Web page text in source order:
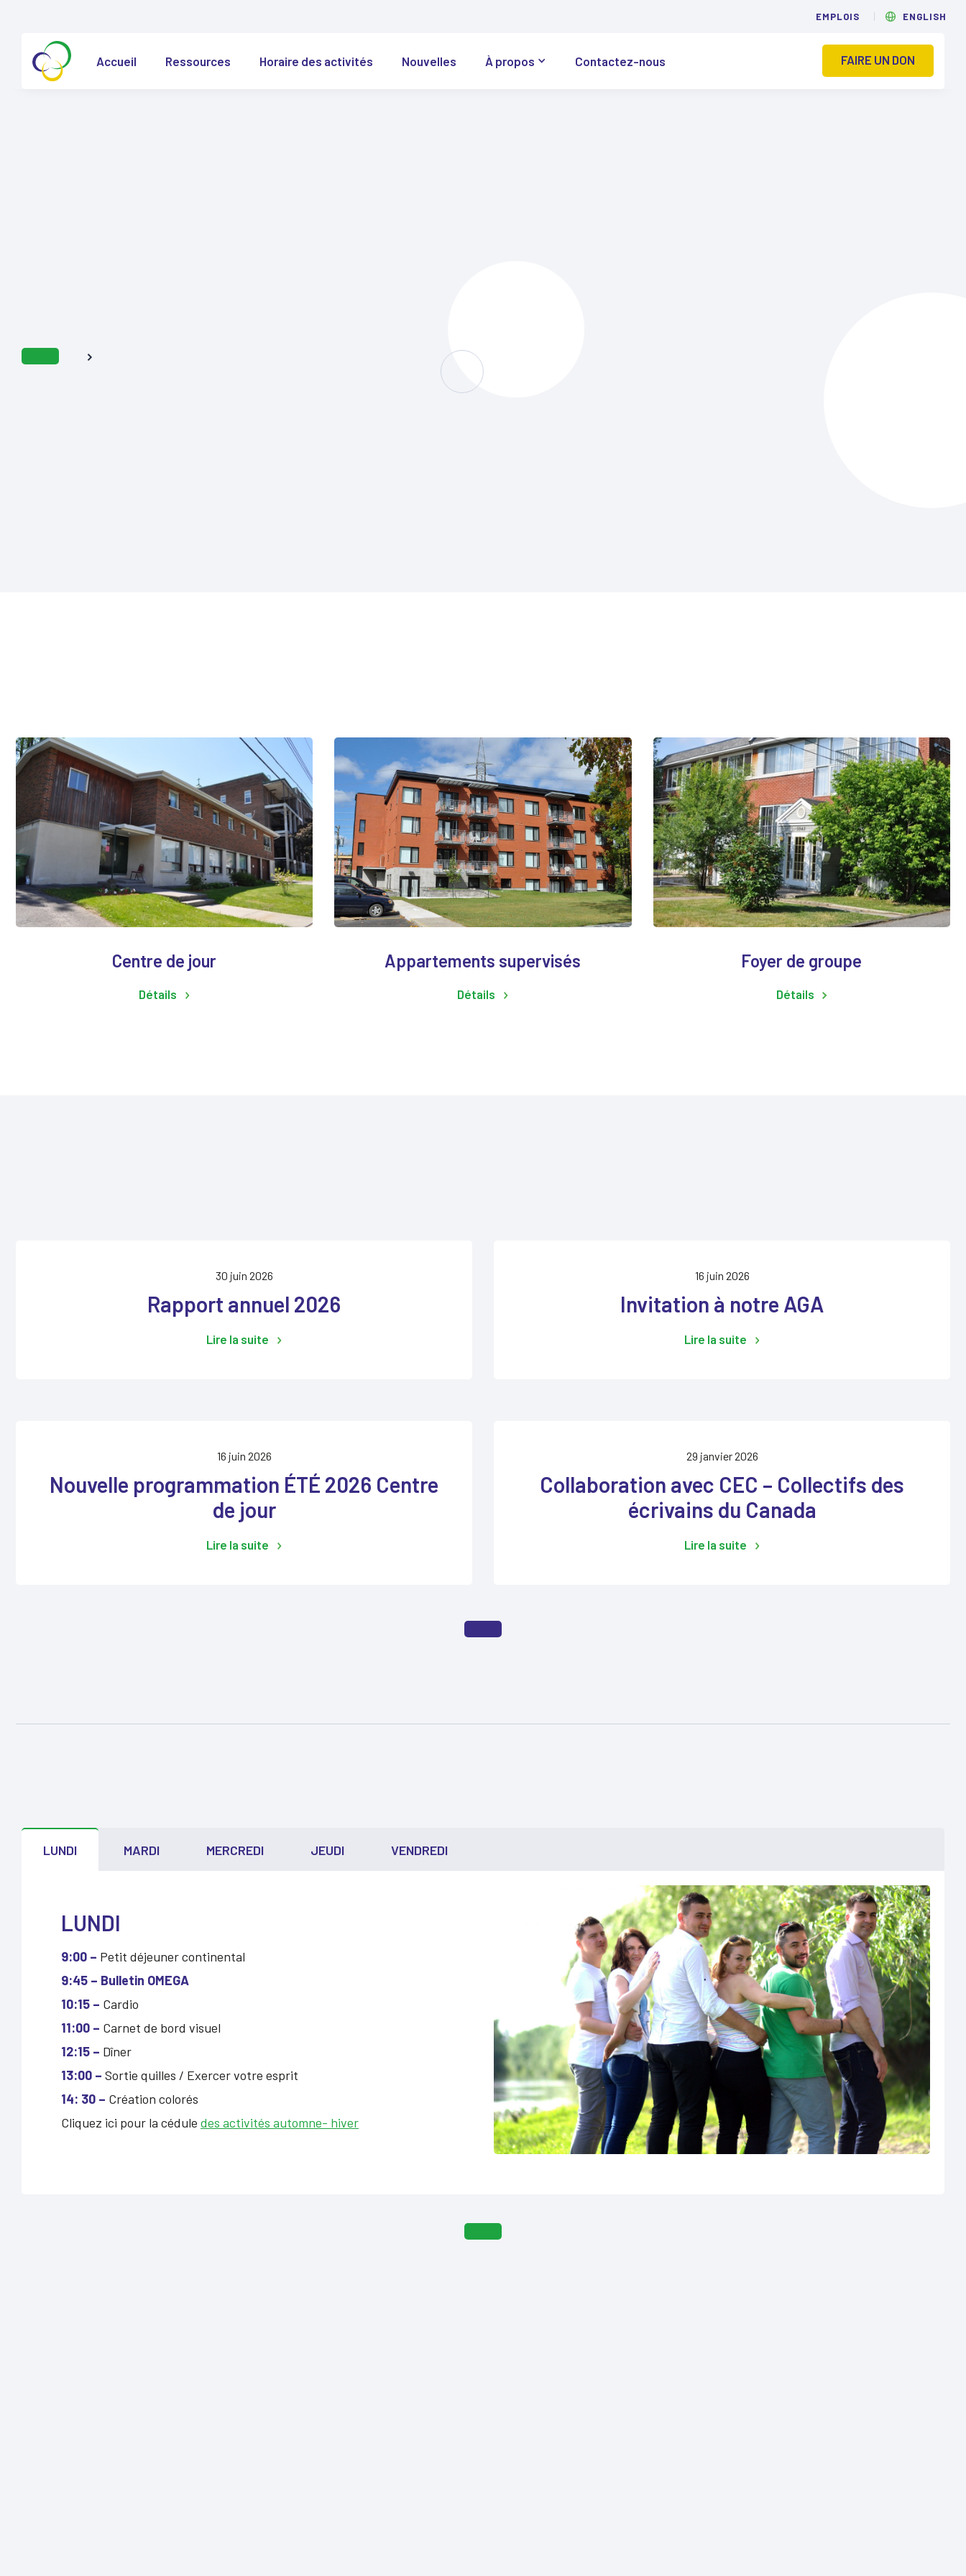
EMPLOIS ENGLISH
Accueil Ressources Horaire des activités Nouvelles À propos Contactez-nous FAIRE UN DON
Centre de jour
Détails
Appartements supervisés
Détails
Foyer de groupe
Détails
30 juin 2026
Rapport annuel 2026
Lire la suite
16 juin 2026
Invitation à notre AGA
Lire la suite
16 juin 2026
Nouvelle programmation ÉTÉ 2026 Centre
de jour
Lire la suite
29 janvier 2026
Collaboration avec CEC – Collectifs des
écrivains du Canada
Lire la suite
LUNDI MARDI MERCREDI JEUDI VENDREDI
LUNDI
9:00 – Petit déjeuner continental
9:45 – Bulletin OMEGA
10:15 – Cardio
11:00 – Carnet de bord visuel
12:15 – Dîner
13:00 – Sortie quilles / Exercer votre esprit
14: 30 – Création colorés
Cliquez ici pour la cédule des activités automne- hiver